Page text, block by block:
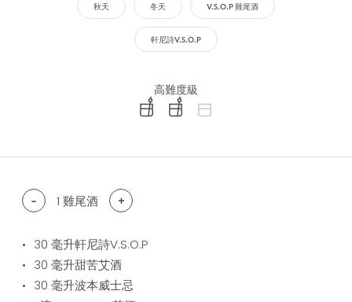
秋天 冬天 V.S.O.P 雞尾酒
軒尼詩V.S.O.P
高難度級
difficulty level: easy
difficulty level: intermediate
- 1 雞尾酒 +
30 毫升軒尼詩V.S.O.P
30 毫升甜苦艾酒
30 毫升波本威士忌